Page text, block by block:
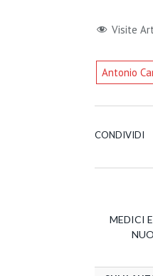
Visite
Antonio
CONDIVIDI
MEDICI